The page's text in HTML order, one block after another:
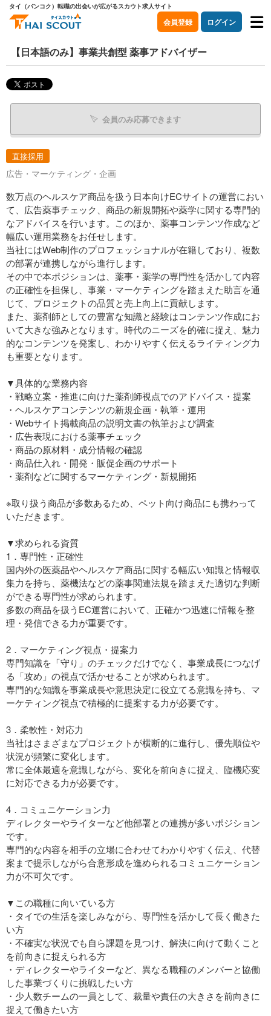
タイ（バンコク）転職の出会いが広がるスカウト求人サイト
会員登録 ログイン
【日本語のみ】事業共創型 薬事アドバイザー
会員のみ応募できます
直接採用
広告・マーケティング・企画
数万点のヘルスケア商品を扱う日本向けECサイトの運営におい
て、広告薬事チェック、商品の新規開拓や薬学に関する専門的
なアドバイスを行います。このほか、薬事コンテンツ作成など
幅広い運用業務をお任せします。
当社にはWeb制作のプロフェッショナルが在籍しており、複数
の部署が連携しながら進行します。
その中で本ポジションは、薬事・薬学の専門性を活かして内容
の正確性を担保し、事業・マーケティングを踏まえた助言を通
じて、プロジェクトの品質と売上向上に貢献します。
また、薬剤師としての豊富な知識と経験はコンテンツ作成にお
いて大きな強みとなります。時代のニーズを的確に捉え、魅力
的なコンテンツを発案し、わかりやすく伝えるライティング力
も重要となります。
▼具体的な業務内容
・戦略立案・推進に向けた薬剤師視点でのアドバイス・提案
・ヘルスケアコンテンツの新規企画・執筆・運用
・Webサイト掲載商品の説明文書の執筆および調査
・広告表現における薬事チェック
・商品の原材料・成分情報の確認
・商品仕入れ・開発・販促企画のサポート
・薬剤などに関するマーケティング・新規開拓
※取り扱う商品が多数あるため、ペット向け商品にも携わって
いただきます。
▼求められる資質
1．専門性・正確性
国内外の医薬品やヘルスケア商品に関する幅広い知識と情報収
集力を持ち、薬機法などの薬事関連法規を踏まえた適切な判断
ができる専門性が求められます。
多数の商品を扱うEC運営において、正確かつ迅速に情報を整
理・発信できる力が重要です。
2．マーケティング視点・提案力
専門知識を「守り」のチェックだけでなく、事業成長につなげ
る「攻め」の視点で活かせることが求められます。
専門的な知識を事業成長や意思決定に役立てる意識を持ち、マ
ーケティング視点で積極的に提案する力が必要です。
3．柔軟性・対応力
当社はさまざまなプロジェクトが横断的に進行し、優先順位や
状況が頻繁に変化します。
常に全体最適を意識しながら、変化を前向きに捉え、臨機応変
に対応できる力が必要です。
4．コミュニケーション力
ディレクターやライターなど他部署との連携が多いポジション
です。
専門的な内容を相手の立場に合わせてわかりやすく伝え、代替
案まで提示しながら合意形成を進められるコミュニケーション
力が不可欠です。
▼この職種に向いている方
・タイでの生活を楽しみながら、専門性を活かして長く働きた
い方
・不確実な状況でも自ら課題を見つけ、解決に向けて動くこと
を前向きに捉えられる方
・ディレクターやライターなど、異なる職種のメンバーと協働
した事業づくりに挑戦したい方
・少人数チームの一員として、裁量や責任の大きさを前向きに
捉えて働きたい方